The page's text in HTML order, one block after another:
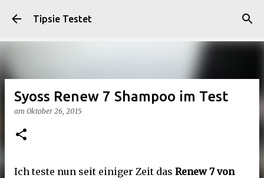
Direkt zum Hauptbereich
Tipsie Testet
Syoss Renew 7 Shampoo im Test
am Oktober 26, 2015
Ich teste nun seit einiger Zeit das Renew 7 von